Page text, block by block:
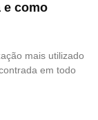
e como
mais utilizado
em todo